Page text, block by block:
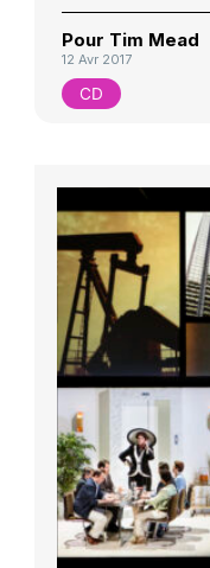
Pour Tim Mead
12 Avr 2017
CD